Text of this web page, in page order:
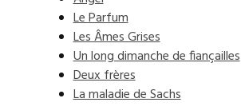
Le Parfum
Les Âmes Grises
Un long dimanche de fiançailles
Deux frères
La maladie de Sachs